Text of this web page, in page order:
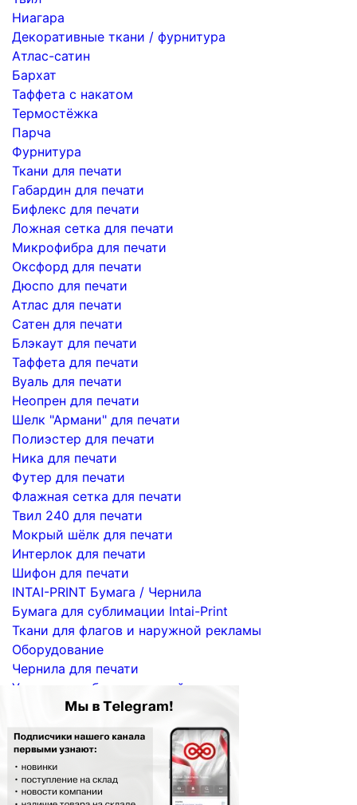
Ниагара
Декоративные ткани / фурнитура
Атлас-сатин
Бархат
Таффета с накатом
Термостёжка
Парча
Фурнитура
Ткани для печати
Габардин для печати
Бифлекс для печати
Ложная сетка для печати
Микрофибра для печати
Оксфорд для печати
Дюспо для печати
Атлас для печати
Сатен для печати
Блэкаут для печати
Таффета для печати
Вуаль для печати
Неопрен для печати
Шелк "Армани" для печати
Полиэстер для печати
Ника для печати
Футер для печати
Флажная сетка для печати
Твил 240 для печати
Мокрый шёлк для печати
Интерлок для печати
Шифон для печати
INTAI-PRINT Бумага / Чернила
Бумага для сублимации Intai-Print
Ткани для флагов и наружной рекламы
Оборудование
Чернила для печати
Услуги по сублимационной печати